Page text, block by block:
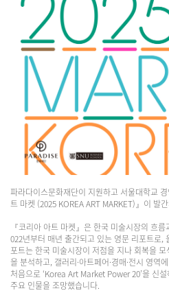
파라다이스문화재단이 지원하고 서울대학교
트 마켓 (2025 KOREA ART MARKET)』이 발
『코리아 아트 마켓』은 한국 미술시장의 흐
022년부터 매년 출간되고 있는 영문 리포트로,
포트는 한국 미술시장이 저점을 지나 회복을
을 분석하고, 갤러리·아트페어·경매·전시 영역
처음으로 ‘Korea Art Market Power 20’을 신
주요 인물을 조망했습니다.